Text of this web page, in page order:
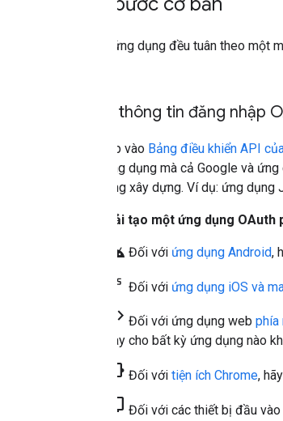
Tất cả ứng dụng đều tuân theo một
Lấy thông tin đăng nhập
Truy cập vào Bảng điều khiển API
khẩu ứng dụng mà cả Google và
bạn đang xây dựng. Ví dụ: ứng
Bạn phải tạo một ứng dụng
android Đối với ứng dụng Android,
Đối với ứng dụng iOS và
code Đối với ứng dụng web phía
này cho bất kỳ ứng dụng nào
chrome_extension Đối với tiện ích Chrome,
tv Đối với các thiết bị đầu vào